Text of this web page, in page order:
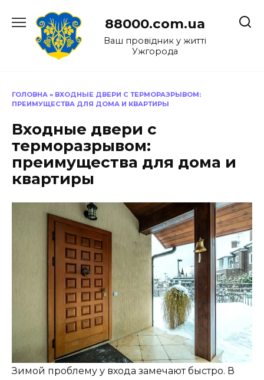
до
88000.com.ua
Ваш провідник у житті
Ужгорода
ГОЛОВНА » ВХОДНЫЕ ДВЕРИ С ТЕРМОРАЗРЫВОМ:
ПРЕИМУЩЕСТВА ДЛЯ ДОМА И КВАРТИРЫ
Входные двери с
терморазрывом:
преимущества для дома и
квартиры
Зимой проблему у входа замечают быстро. В